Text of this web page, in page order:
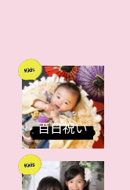
百日祝い